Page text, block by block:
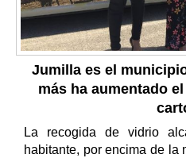
Jumilla es el
más ha aumentado
La recogida de vidrio
habitante, por encima de la